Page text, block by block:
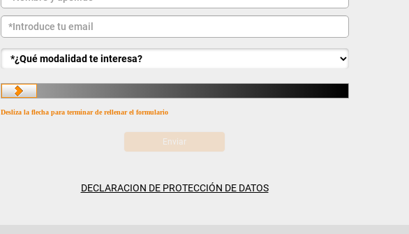
Desliza la flecha para terminar de rellenar el formulario
DECLARACION DE PROTECCIÓN DE DATOS